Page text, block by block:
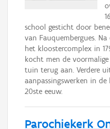
school gesticht door
van Fauquembergues.
het kloostercomplex in
kocht men de
tuin terug aan. Verdere
aanpassingswerken in de
20ste eeuw.
Parochiekerk